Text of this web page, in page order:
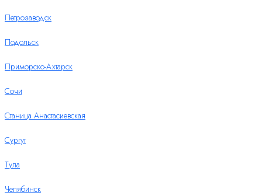
Петрозаводск
Подольск
Приморско-Ахтарск
Сочи
Станица Анастасиевская
Сургут
Тула
Челябинск